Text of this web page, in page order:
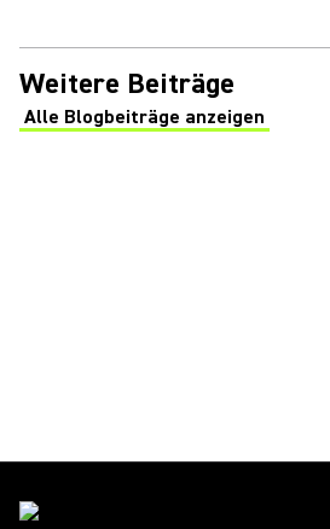
Weitere Beiträge
Alle Blogbeiträge anzeigen
(Opens in a new tab)